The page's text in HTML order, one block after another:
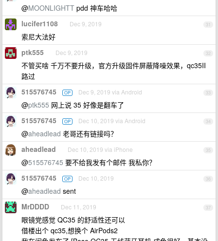
@MOONLIGHTT pdd 神车哈哈
31
lucifer1108 Dec 9, 2019
索尼大法好
32
ptk555 Dec 9, 2019
不管买啥 千万不要升级，官方升级固件屏蔽降噪效果，qc35II
路过
33
515576745 OP Dec 9, 2019 via Android
@ptk555 网上说 35 好像是翻车了
34
515576745 OP Dec 10, 2019 via Android
@aheadlead 老哥还有链接吗？
35
aheadlead Dec 10, 2019 via iPhone
@515576745 要不给我发有个邮件 我私你？
36
515576745 OP Dec 10, 2019
@aheadlead sent
37
MrDDDD Dec 11, 2019
眼镜党感觉 QC35 的舒适性还可以
借楼出个 qc35,想换个 AirPods2